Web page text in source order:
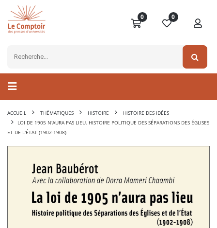
0 0
ACCUEIL THÉMATIQUES HISTOIRE
HISTOIRE DES IDÉES
LOI DE 1905 N'AURA PAS LIEU. HISTOIRE POLITIQUE DES SÉPARATIONS DES ÉGLISES
ET DE L'ÉTAT (1902-1908)